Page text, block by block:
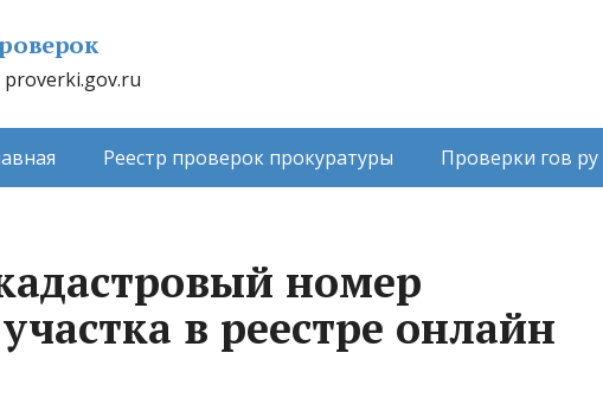
Реестр проверок прокуратуры Проверки гов ру
номер
в реестре онлайн